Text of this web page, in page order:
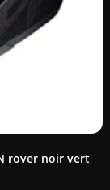
rover noir vert